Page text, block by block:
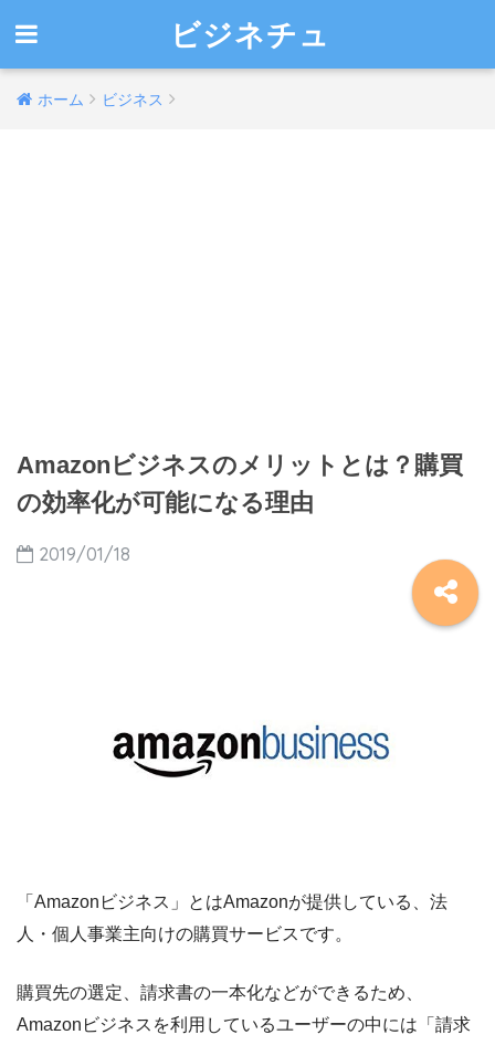
ビジネチュ
ホーム ビジネス
Amazonビジネスのメリットとは？購買
の効率化が可能になる理由
2019/01/18
「Amazonビジネス」とはAmazonが提供している、法
人・個人事業主向けの購買サービスです。
購買先の選定、請求書の一本化などができるため、
Amazonビジネスを利用しているユーザーの中には「請求